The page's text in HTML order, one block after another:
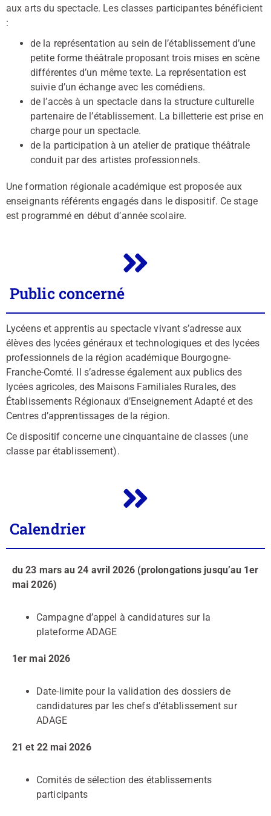
aux arts du spectacle. Les classes participantes bénéficient
:
de la représentation au sein de l’établissement d’une
petite forme théâtrale proposant trois mises en scène
différentes d’un même texte. La représentation est
suivie d’un échange avec les comédiens.
de l’accès à un spectacle dans la structure culturelle
partenaire de l’établissement. La billetterie est prise en
charge pour un spectacle.
de la participation à un atelier de pratique théâtrale
conduit par des artistes professionnels.
Une formation régionale académique est proposée aux
enseignants référents engagés dans le dispositif. Ce stage
est programmé en début d’année scolaire.
Public concerné
Lycéens et apprentis au spectacle vivant s’adresse aux
élèves des lycées généraux et technologiques et des lycées
professionnels de la région académique Bourgogne-
Franche-Comté. Il s’adresse également aux publics des
lycées agricoles, des Maisons Familiales Rurales, des
Établissements Régionaux d’Enseignement Adapté et des
Centres d’apprentissages de la région.
Ce dispositif concerne une cinquantaine de classes (une
classe par établissement).
Calendrier
du 23 mars au 24 avril 2026 (prolongations jusqu’au 1er
mai 2026)
Campagne d’appel à candidatures sur la
plateforme ADAGE
1er mai 2026
Date-limite pour la validation des dossiers de
candidatures par les chefs d’établissement sur
ADAGE
21 et 22 mai 2026
Comités de sélection des établissements
participants